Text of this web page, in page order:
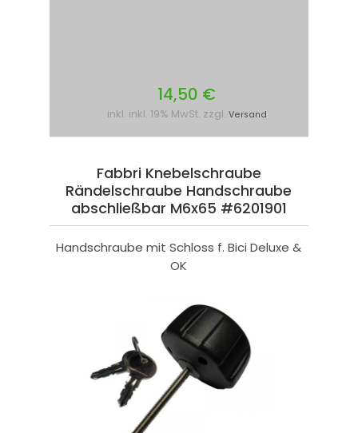
14,50 €
inkl. inkl. 19% MwSt. zzgl. Versand
Fabbri Knebelschraube
Rändelschraube Handschraube
abschließbar M6x65 #6201901
Handschraube mit Schloss f. Bici Deluxe &
OK